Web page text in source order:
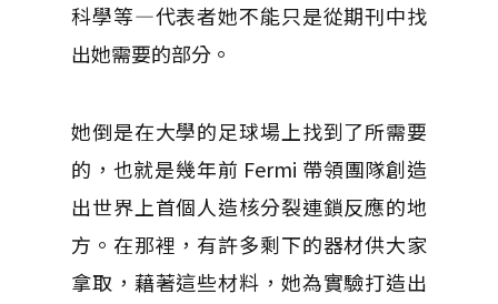
科學等—代表者她不能只是從期刊中找
出她需要的部分。
她倒是在大學的足球場上找到了所需要
的，也就是幾年前 Fermi 帶領團隊創造
出世界上首個人造核分裂連鎖反應的地
方。在那裡，有許多剩下的器材供大家
拿取，藉著這些材料，她為實驗打造出